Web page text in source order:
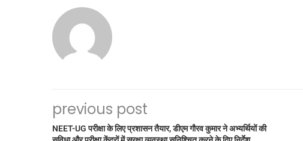
previous post
NEET-UG परीक्षा के लिए प्रशासन तैयार, डीएम गौरव कुमार ने अभ्यर्थियों की